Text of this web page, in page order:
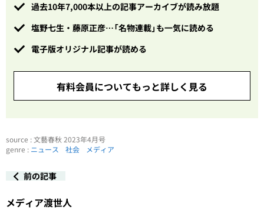
過去10年7,000本以上の記事アーカイブが読み放題
塩野七生・藤原正彦…「名物連載」も一気に読める
電子版オリジナル記事が読める
有料会員についてもっと詳しく見る
source : 文藝春秋 2023年4月号
genre : ニュース 社会 メディア
前の記事
メディア渡世人